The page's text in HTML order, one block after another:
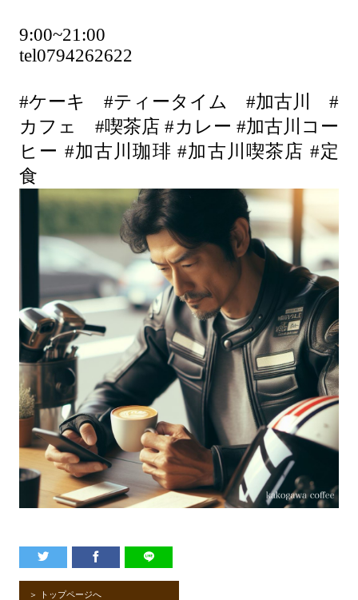
9:00~21:00
tel0794262622
#ケーキ #ティータイム #加古川 #
カフェ #喫茶店 #カレー #加古川コー
ヒー #加古川珈琲 #加古川喫茶店 #定
食
＞ トップページへ